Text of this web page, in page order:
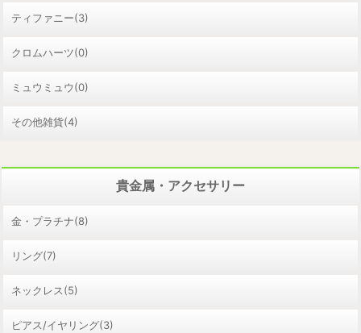
ティファニー(3)
クロムハーツ(0)
ミュウミュウ(0)
その他雑貨(4)
貴金属・アクセサリー
金・プラチナ(8)
リング(7)
ネックレス(5)
ピアス/イヤリング(3)